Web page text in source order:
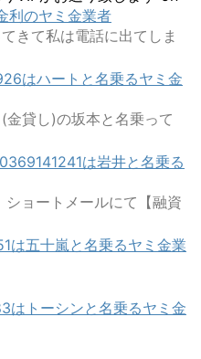
利のヤミ金業者
きて私は電話に出てしま
はハートと名乗るヤミ金
金貸し)の坂本と名乗って
0369141241は岩井と名乗る
ョートメールにて【融資
は五十嵐と名乗るヤミ金業
はトーシンと名乗るヤミ金